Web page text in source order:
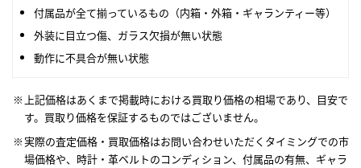
付属品が全て揃っているもの（内箱・外箱・ギャランティー等）
外装に目立つ傷、ガラス欠損が無い状態
動作に不具合が無い状態
上記価格はあくまで掲載時における買取り価格の相場であり、目安で
す。買取り価格を保証するものではございません。
実際の査定価格・買取価格はお問い合わせいただくタイミングでの市
場価格や、時計・革ベルトのコンディション、付属品の有無、ギャラ